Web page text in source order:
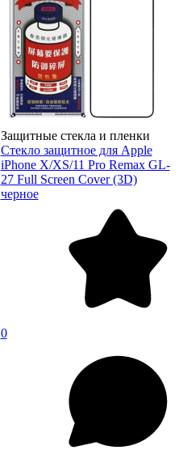
Защитные стекла и пленки
Стекло защитное для Apple
iPhone X/XS/11 Pro Remax GL-
27 Full Screen Cover (3D)
черное
0